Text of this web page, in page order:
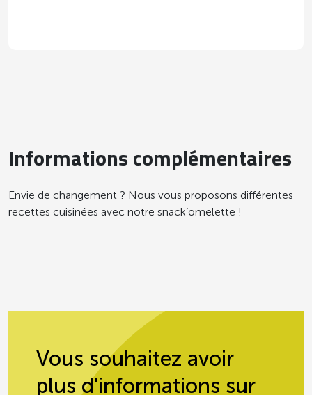
Informations complémentaires
Envie de changement ? Nous vous proposons différentes
recettes cuisinées avec notre snack’omelette !
Vous souhaitez avoir
plus d'informations sur